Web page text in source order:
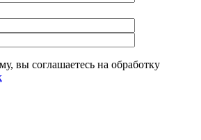
вы соглашаетесь на обработку